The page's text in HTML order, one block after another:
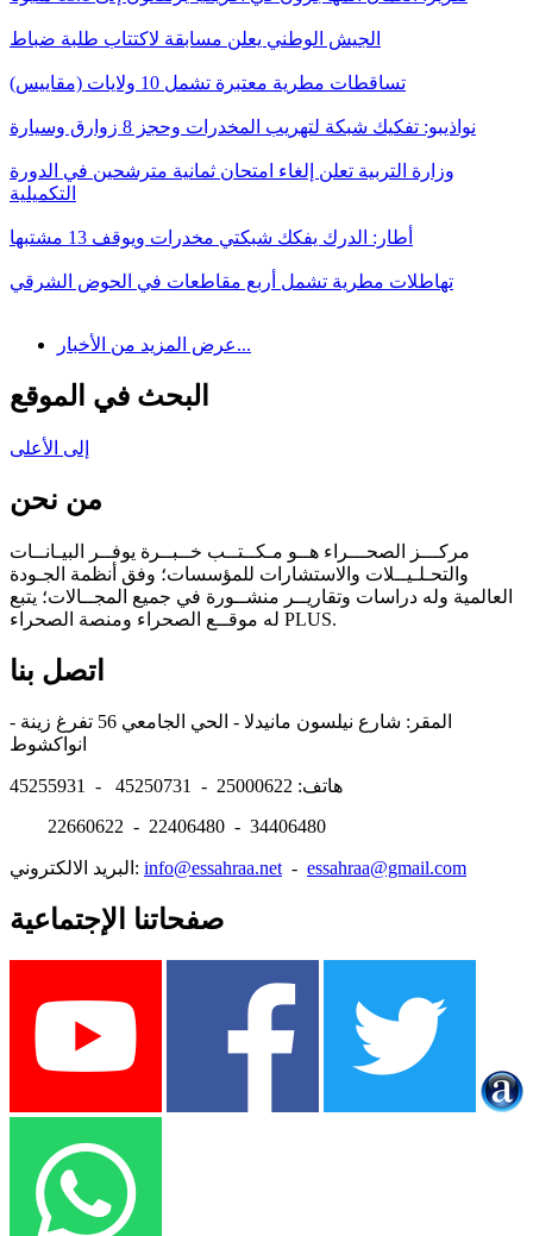
الجيش الوطني يعلن مسابقة لاكتتاب طلبة ضباط
تساقطات مطرية معتبرة تشمل 10 ولايات (مقاييس)
نواذيبو: تفكيك شبكة لتهريب المخدرات وحجز 8 زوارق وسيارة
وزارة التربية تعلن إلغاء امتحان ثمانية مترشحين في الدورة
التكميلية
أطار: الدرك يفكك شبكتي مخدرات ويوقف 13 مشتبها
تهاطلات مطرية تشمل أربع مقاطعات في الحوض الشرقي
عرض المزيد من الأخبار...
البحث في الموقع
إلى الأعلى
من نحن
مركـــز الصحـــراء هــو مـكــتــب خــبــرة يوفــر البيـانــات
والتحـلـيــلات والاستشارات للمؤسسات؛ وفق أنظمة الجـودة
العالمية وله دراسات وتقاريــر منشــورة في جميع المجــالات؛ يتبع
له موقــع الصحراء ومنصة الصحراء PLUS.
اتصل بنا
المقر: شارع نيلسون مانيدلا - الحي الجامعي 56 تفرغ زينة -
هاتف: 25000622 - 45250731 - 45255931
22660622 - 22406480 - 34406480
البريد الالكتروني: info@essahraa.net- essahraa@gmail.com
صفحاتنا الإجتماعية